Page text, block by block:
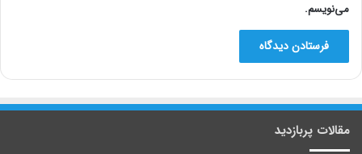
می‌نویسم.
مقالات پربازدید